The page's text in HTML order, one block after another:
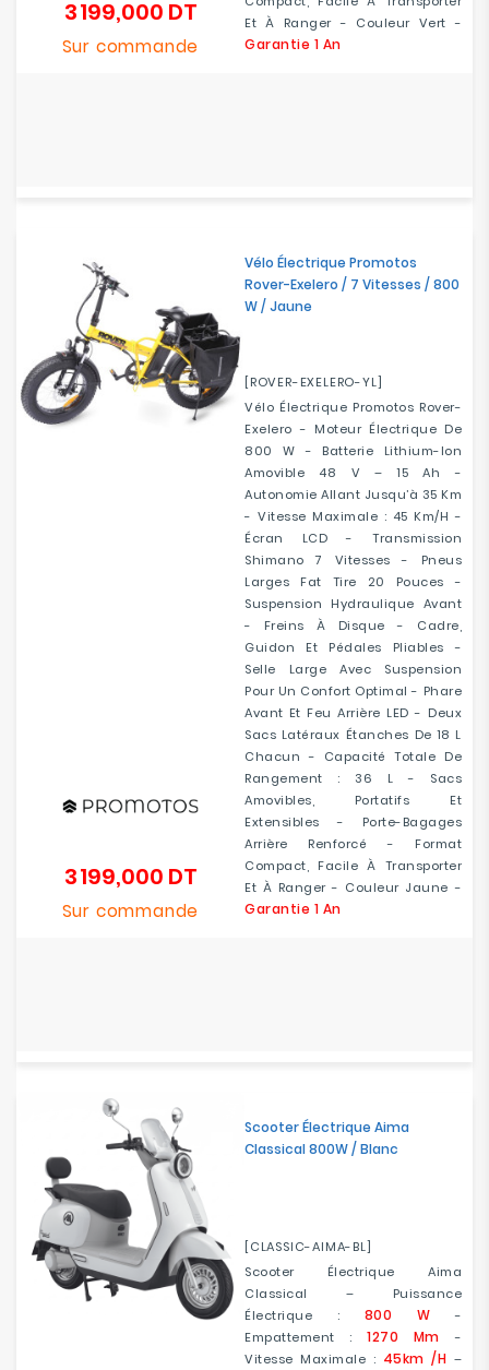
Et À Ranger - Couleur Vert -
Garantie 1 An
3 199,000 DTPrix
Sur commande
Vélo Électrique Promotos
Rover-Exelero / 7 Vitesses / 800
W / Jaune
[ROVER-EXELERO-YL]
Vélo Électrique Promotos Rover-
Exelero - Moteur Électrique De
800 W - Batterie Lithium-Ion
Amovible 48 V – 15 Ah -
Autonomie Allant Jusqu’à 35 Km
- Vitesse Maximale : 45 Km/h -
Écran LCD - Transmission
Shimano 7 Vitesses - Pneus
Larges Fat Tire 20 Pouces -
Suspension Hydraulique Avant
- Freins À Disque - Cadre,
Guidon Et Pédales Pliables -
Selle Large Avec Suspension
Pour Un Confort Optimal - Phare
Avant Et Feu Arrière LED - Deux
Sacs Latéraux Étanches De 18 L
Chacun - Capacité Totale De
Rangement : 36 L - Sacs
Amovibles, Portatifs Et
Extensibles - Porte-Bagages
Arrière Renforcé - Format
Compact, Facile À Transporter
Et À Ranger - Couleur Jaune -
Garantie 1 An
3 199,000 DTPrix
Sur commande
Scooter Électrique Aima
Classical 800W / Blanc
[CLASSIC-AIMA-BL]
Scooter Électrique Aima
Classical – Puissance
Électrique : 800 W -
Empattement :1270 Mm -
Vitesse Maximale : 45km /h –